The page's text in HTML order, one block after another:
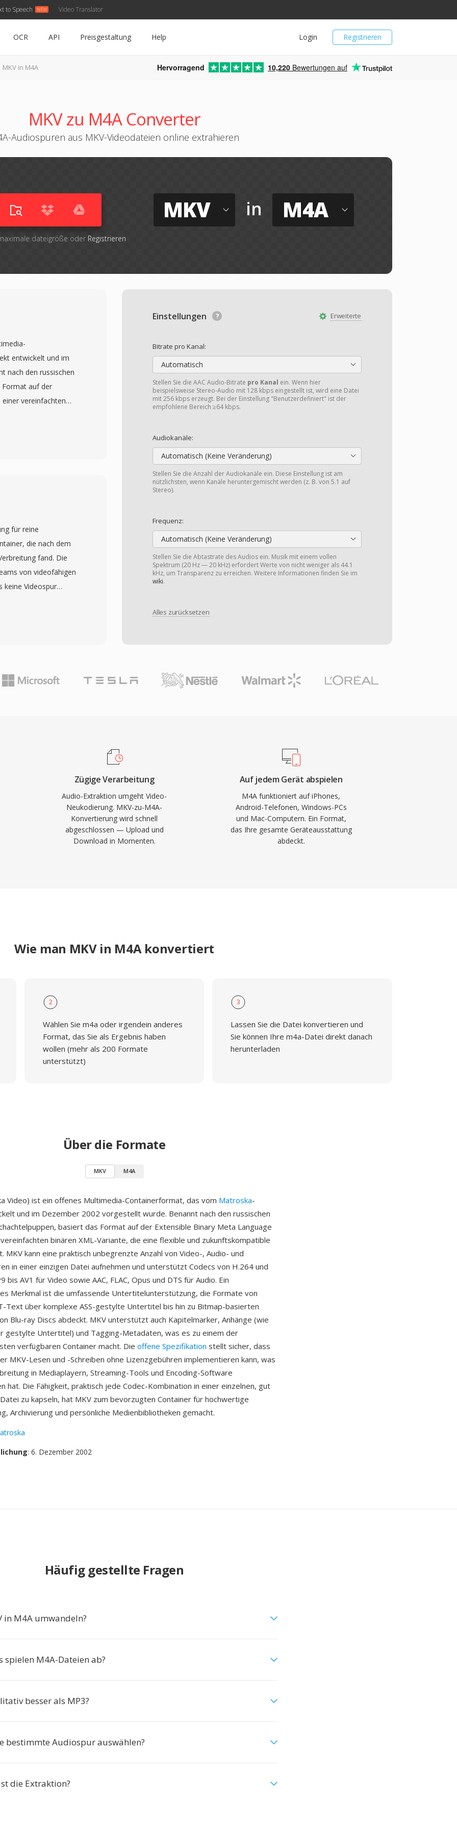
to Speech Video Translator
Registrieren
Login
OCR API Preisgestaltung Help
MKV in M4A Hervorragend 10,220 Bewertungen auf
MKV zu M4A Converter
Audiospuren aus MKV-Videodateien online extrahieren
dateigröße oder Registrieren
MKV in M4A
Erweiterte
Einstellungen
Bitrate pro Kanal:
Automatisch
Stellen Sie die AAC Audio-Bitrate pro Kanal ein. Wenn hier
beispielsweise Stereo-Audio mit 128 kbps eingestellt ist, wird eine Datei
mit 256 kbps erzeugt. Bei der Einstellung "Benutzerdefiniert" ist der
empfohlene Bereich ≥64 kbps.
Audiokanäle:
Automatisch (Keine Veränderung)
Stellen Sie die Anzahl der Audiokanäle ein. Diese Einstellung ist am
nützlichsten, wenn Kanäle heruntergemischt werden (z. B. von 5.1 auf
Stereo).
Frequenz:
Automatisch (Keine Veränderung)
Stellen Sie die Abtastrate des Audios ein. Musik mit einem vollen
Spektrum (20 Hz — 20 kHz) erfordert Werte von nicht weniger als 44.1
kHz, um Transparenz zu erreichen. Weitere Informationen finden Sie im
wiki.
Alles zurücksetzen
entwickelt und im
nach den russischen
Format auf der
vereinfachten
zu Bitmap-basierten
unterstützt auch
gestylte Untertitel)
funktionsreichsten
stellt
-Schreiben ohne
breite Verbreitung
Medienbibliotheken
für reine
die nach dem
fand. Die
von videofähigen
keine Videospur
M4A-Datei am
bis 96 kHz
Vorteile zeichnen
Metadaten dank
und Dual-
als auch verlustfreie
Zügige Verarbeitung
Audio-Extraktion umgeht Video-
Neukodierung. MKV-zu-M4A-
Konvertierung wird schnell
abgeschlossen — Upload und
Download in Momenten.
Auf jedem Gerät abspielen
M4A funktioniert auf iPhones,
Android-Telefonen, Windows-PCs
und Mac-Computern. Ein Format,
das Ihre gesamte Geräteausstattung
abdeckt.
Wie man MKV in M4A konvertiert
2
Wählen Sie m4a oder irgendein anderes
Format, das Sie als Ergebnis haben
wollen (mehr als 200 Formate
unterstützt)
3
Lassen Sie die Datei konvertieren und
Sie können Ihre m4a-Datei direkt danach
herunterladen
Über die Formate
MKV M4A
Video) ist ein offenes Multimedia-Containerformat, das vom Matroska-
und im Dezember 2002 vorgestellt wurde. Benannt nach den russischen
basiert das Format auf der Extensible Binary Meta Language
binären XML-Variante, die eine flexible und zukunftskompatible
MKV kann eine praktisch unbegrenzte Anzahl von Video-, Audio- und
in einer einzigen Datei aufnehmen und unterstützt Codecs von H.264 und
bis AV1 für Video sowie AAC, FLAC, Opus und DTS für Audio. Ein
Merkmal ist die umfassende Untertitelunterstützung, die Formate von
Text über komplexe ASS-gestylte Untertitel bis hin zu Bitmap-basierten
Blu-ray Discs abdeckt. MKV unterstützt auch Kapitelmarker, Anhänge (wie
gestylte Untertitel) und Tagging-Metadaten, was es zu einem der
verfügbaren Container macht. Die offene Spezifikation stellt sicher, dass
MKV-Lesen und -Schreiben ohne Lizenzgebühren implementieren kann, was
in Mediaplayern, Streaming-Tools und Encoding-Software
hat. Die Fähigkeit, praktisch jede Codec-Kombination in einer einzelnen, gut
zu kapseln, hat MKV zum bevorzugten Container für hochwertige
Archivierung und persönliche Medienbibliotheken gemacht.
: 6. Dezember 2002
Häufig gestellte Fragen
in M4A umwandeln?
spielen M4A-Dateien ab?
besser als MP3?
bestimmte Audiospur auswählen?
die Extraktion?